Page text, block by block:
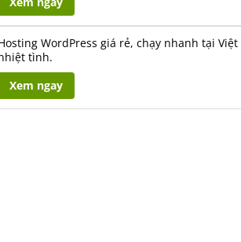
WordPress giá rẻ, chạy nhanh tại
tình.
Xem ngay